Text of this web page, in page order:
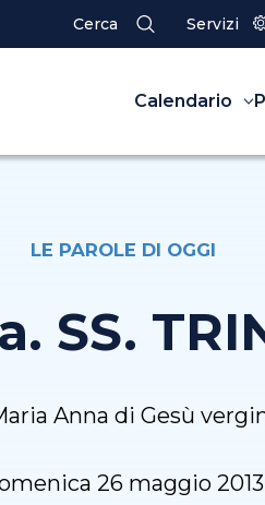
Cerca Servizi
Calendario
LE PAROLE DI OGGI
SS.
Anna di Gesù
26 maggio 2013